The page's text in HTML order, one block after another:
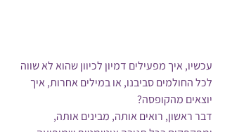
עכשיו, איך מפעילים דמיון לכיוון שהוא לא שווה
לכל החולמים סביבנו, או במילים אחרות, איך
יוצאים מהקופסה?
דבר ראשון, רואים אותה, מבינים אותה,